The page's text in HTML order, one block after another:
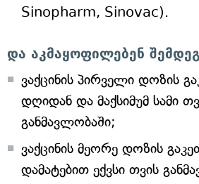
Sinopharm, Sinovac).
და აკმაყოფილებენ
ვაქცინის პირველი დოზის
დღიდან და მაქსიმუმ სამი
განმავლობაში;
ვაქცინის მეორე დოზის
დამატებით ექვსი თვის